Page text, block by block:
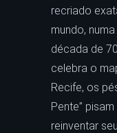
recriado
mundo,
década de
celebra o
Recife, os
Pente”
reinventar